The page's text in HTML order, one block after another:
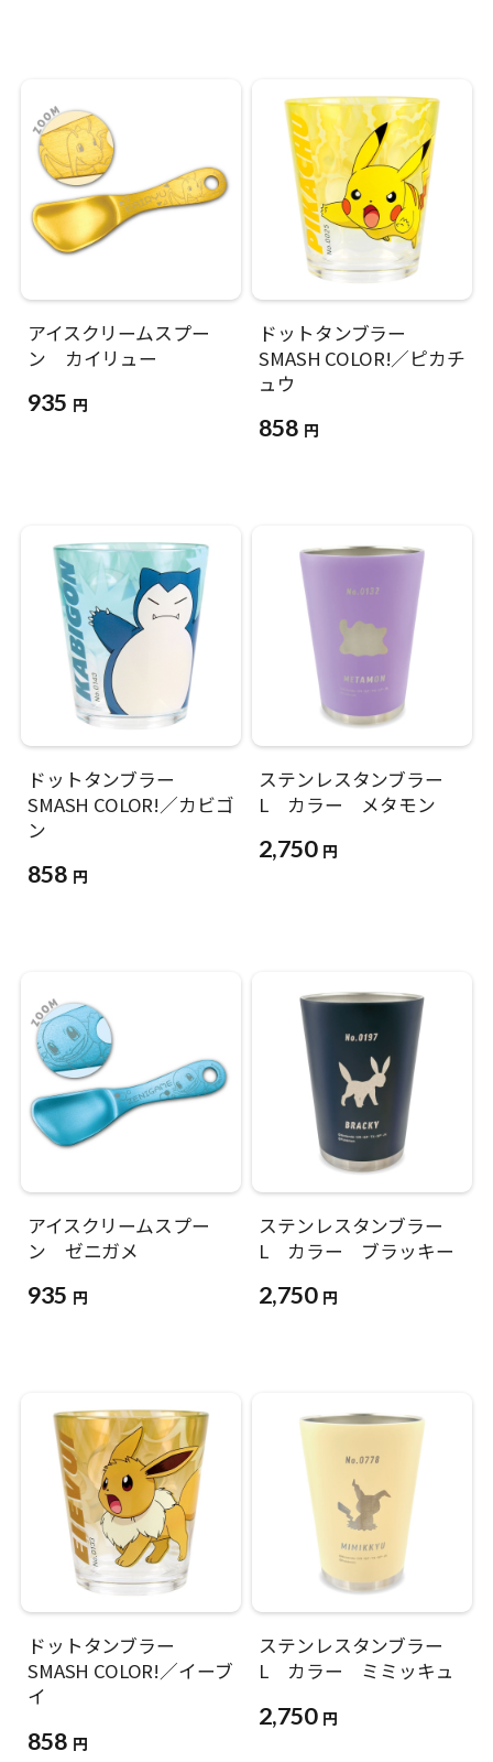
アイスクリームスプー
ン カイリュー
935 円
ドットタンブラー
SMASH COLOR!／ピカチ
ュウ
858 円
ドットタンブラー
SMASH COLOR!／カビゴ
ン
858 円
ステンレスタンブラー
L カラー メタモン
2,750 円
アイスクリームスプー
ン ゼニガメ
935 円
ステンレスタンブラー
L カラー ブラッキー
2,750 円
ドットタンブラー
SMASH COLOR!／イーブ
イ
858 円
ステンレスタンブラー
L カラー ミミッキュ
2,750 円